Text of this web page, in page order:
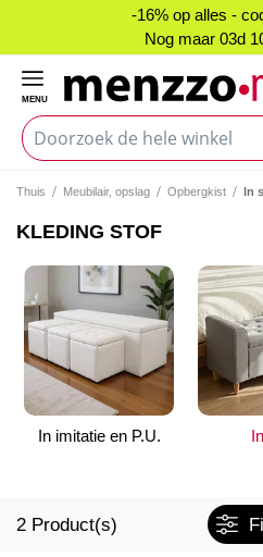
-16% op alles -
Nog maar 03d
MENU
Thuis Meubilair, opslag Opbergkist In
KLEDING STOF
In imitatie en P.U.
2 Product(s)